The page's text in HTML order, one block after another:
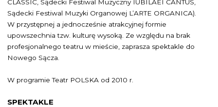
CLASSIC, Sądecki Festiwal Muzyczny IUBILAEI CANTUS,
Sądecki Festiwal Muzyki Organowej L’ARTE ORGANICA).
W przystępnej a jednocześnie atrakcyjnej formie
upowszechnia tzw. kulturę wysoką. Ze względu na brak
profesjonalnego teatru w mieście, zaprasza spektakle do
Nowego Sącza.
W programie Teatr POLSKA od 2010 r.
SPEKTAKLE